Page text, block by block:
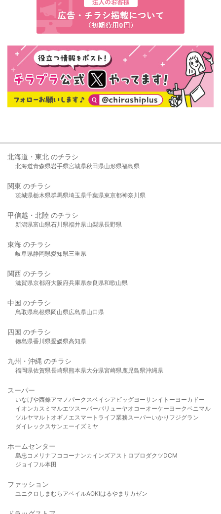
北海道・東北 のチラシ
北海道青森県岩手県宮城県秋田県山形県福島県
関東 のチラシ
茨城県栃木県群馬県埼玉県千葉県東京都神奈川県
甲信越・北陸 のチラシ
新潟県富山県石川県福井県山梨県長野県
東海 のチラシ
岐阜県静岡県愛知県三重県
関西 のチラシ
滋賀県京都府大阪府兵庫県奈良県和歌山県
中国 のチラシ
鳥取県島根県岡山県広島県山口県
四国 のチラシ
徳島県香川県愛媛県高知県
九州・沖縄 のチラシ
福岡県佐賀県長崎県熊本県大分県宮崎県鹿児島県沖縄県
スーパー
いなげや西條アマノパークスベイシア ビッグヨーサンイトーヨーカドー
イオンカスミ マルエツスーパーバリューヤオコーオーケー ヨークベニマル
ツルヤマルト オギノ エスマート ライフ業務スーパーいかり フジグラン
ダイレックスサンエーイズミヤ
ホームセンター
島忠 コメリ ナフコ コーナンカインズアストロプロダクツDCM
ジョイフル本田
ファッション
ユニクロ しまむら アベイルAOKIはるやま サカゼン